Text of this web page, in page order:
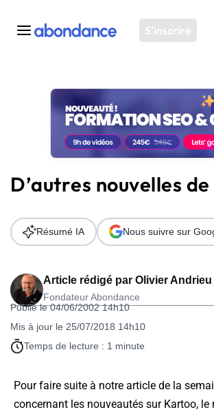
S'inscrire
Toutes les actus
Actus SEO
Plateforme
Solutions
Ressources
Audit SEO
D’autres nouvelles
Article rédigé par Olivier Andrieu
Fondateur Abondance
Publié le 04/06/2002 14h10
Mis à jour le 25/07/2018 14h10
Temps de lecture : 1 minute
Résumé IA Nous suivre sur
Pour faire suite à notre article de la
concernant les nouveautés sur Kartoo, le